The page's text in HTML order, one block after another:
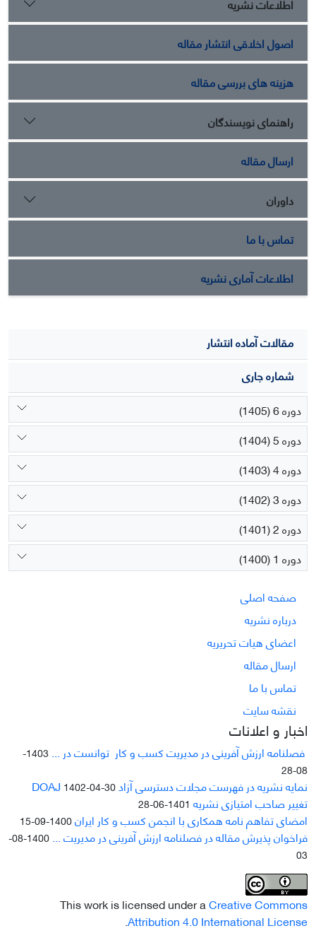
کوچک‌ومتوسط از بین ابعاد 6گانه؛ «دستیابی به مشتری هدف و
تعامل با آنان» و «درگیرکردن مشتری» در رتبه اول و «تبدیل
بازدیدکننده به مشتری»، «بازاریابی محتوای دیجیتال»، «ابزارهای
دیجیتالی مناسب» در رتبه دوم و در نهایت «استراتژی بازاریابی» در
رتبه سوم قرار دارد.
اصول اخلاقی انتشار مقاله
هزینه های بررسی مقاله
راهنمای نویسندگان
ارسال مقاله
داوران
تماس با ما
اطلاعات آماری نشریه
مقالات آماده انتشار
شماره جاری
دوره 6 (1405)
دوره 5 (1404)
دوره 4 (1403)
دوره 3 (1402)
دوره 2 (1401)
دوره 1 (1400)
صفحه اصلی
درباره نشریه
اعضای هیات تحریریه
ارسال مقاله
تماس با ما
نقشه سایت
اخبار و اعلانات
فصلنامه ارزش آفرینی در مدیریت کسب و کار توانست در ...
1403-
08-28
نمایه نشریه در فهرست مجلات دسترسی آزاد DOAJ1402-04-30
تغییر صاحب امتیازی نشریه 1401-06-28
امضای تفاهم نامه همکاری با انجمن کسب و کار ایران1400-09-15
فراخوان پذیرش مقاله در فصلنامه ارزش آفرینی در مدیریت ...
1400-08-
03
This work is licensed under aCreative Commons
Attribution 4.0 International License
.